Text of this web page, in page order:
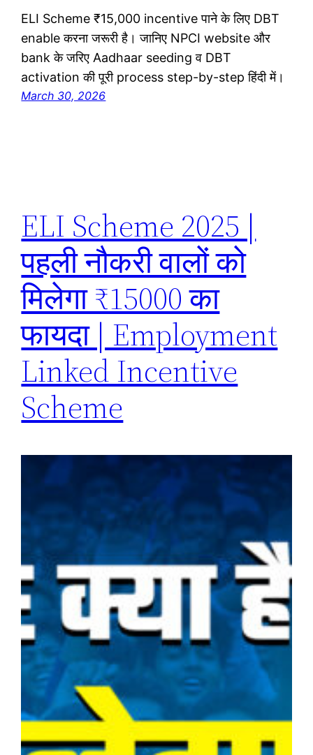
ELI Scheme ₹15,000 incentive पाने के लिए DBT
enable करना जरूरी है। जानिए NPCI website और
bank के जरिए Aadhaar seeding व DBT
activation की पूरी process step-by-step हिंदी में।
March 30, 2026
ELI Scheme 2025 |
पहली नौकरी वालों को
मिलेगा ₹15000 का
फायदा | Employment
Linked Incentive
Scheme